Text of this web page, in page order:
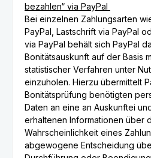
bezahlen“ via PayPal
Bei einzelnen Zahlungsarten
PayPal, Lastschrift via PayPal
via PayPal behält sich PayPal
Bonitätsauskunft auf der Basis
statistischer Verfahren unter
einzuholen. Hierzu übermittelt
Bonitätsprüfung benötigten
Daten an eine an Auskunftei
erhaltenen Informationen über
Wahrscheinlichkeit eines
abgewogene Entscheidung